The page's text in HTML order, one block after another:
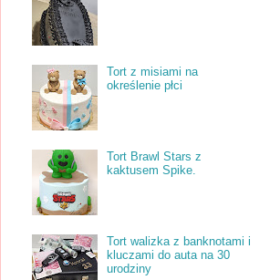
Tort z misiami na
określenie płci
Tort Brawl Stars z
kaktusem Spike.
Tort walizka z banknotami i
kluczami do auta na 30
urodziny